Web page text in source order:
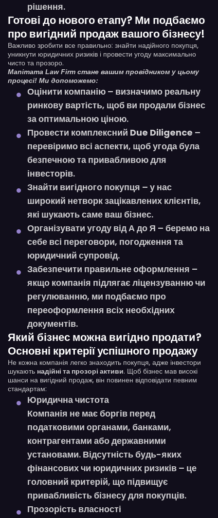
рішення.
Готові до нового етапу? Ми подбаємо
про вигідний продаж вашого бізнесу!
Важливо зробити все правильно: знайти надійного покупця,
уникнути юридичних ризиків і провести угоду максимально
чисто та прозоро.
Manimama Law Firm стане вашим провідником у цьому
процесі! Ми допоможемо:
Оцінити компанію – визначимо реальну
ринкову вартість, щоб ви продали бізнес
за оптимальною ціною.
Провести комплексний Due Diligence –
перевіримо всі аспекти, щоб угода була
безпечною та привабливою для
інвесторів.
Знайти вигідного покупця – у нас
широкий нетворк зацікавлених клієнтів,
які шукають саме ваш бізнес.
Організувати угоду від А до Я – беремо на
себе всі переговори, погодження та
юридичний супровід.
Забезпечити правильне оформлення –
якщо компанія підлягає ліцензуванню чи
регулюванню, ми подбаємо про
переоформлення всіх необхідних
документів.
Який бізнес можна вигідно продати?
Основні критерії успішного продажу
Не кожна компанія легко знаходить покупця, адже інвестори
шукають надійні та прозорі активи. Щоб бізнес мав високі
шанси на вигідний продаж, він повинен відповідати певним
стандартам:
Юридична чистота
Компанія не має боргів перед
податковими органами, банками,
контрагентами або державними
установами. Відсутність будь-яких
фінансових чи юридичних ризиків – це
головний критерій, що підвищує
привабливість бізнесу для покупців.
Прозорість власності